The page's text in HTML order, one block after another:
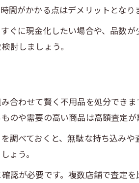
るための事前チェック
確認したいトラブル防止策
注意した出張買取対策
出張買取の安全な進め方
がかかる点はデメリットとなり
に現金化したい場合や、品数が
討しましょう。
合わせて賢く不用品を処分でき
や需要の高い商品は高額査定が
べておくと、無駄な持ち込み
ょう。
認が必要です。複数店舗で査定
わせはこちら
わせはこちら